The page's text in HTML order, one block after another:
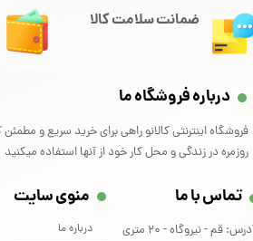
ضمانت سلامت کالا
درباره فروشگاه ما
فروشگاه اینترنتی کالانو راهی برای خرید سریع و
روزمره در زندگی و محل کار خود از آنها استفاده میکنید
تماس با ما
آدرس: قم - نیروگاه - 20 متری
منوی سایت
درباره ما